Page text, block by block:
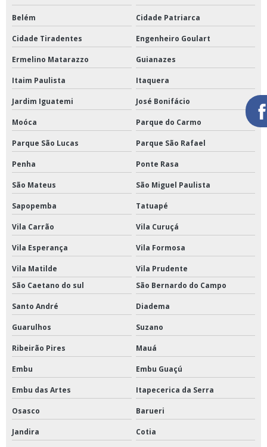
Belém Cidade Patriarca
Cidade Tiradentes Engenheiro Goulart
Ermelino Matarazzo Guianazes
Itaim Paulista Itaquera
Jardim Iguatemi José Bonifácio
Moóca Parque do Carmo
Parque São Lucas Parque São Rafael
Penha Ponte Rasa
São Mateus São Miguel Paulista
Sapopemba Tatuapé
Vila Carrão Vila Curuçá
Vila Esperança Vila Formosa
Vila Matilde
Vila Prudente
São Caetano do sul
São Bernardo do Campo
Santo André Diadema
Guarulhos Suzano
Ribeirão Pires Mauá
Embu Embu Guaçú
Embu das Artes Itapecerica da Serra
Osasco Barueri
Jandira Cotia